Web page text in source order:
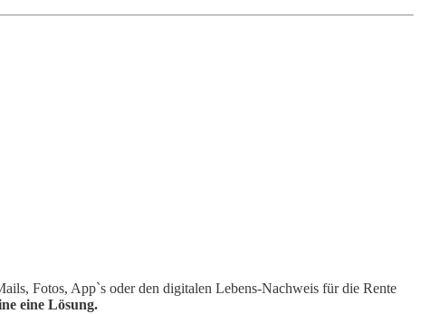
Fotos, App`s oder den digitalen Lebens-Nachweis für die Rente
eine Lösung.